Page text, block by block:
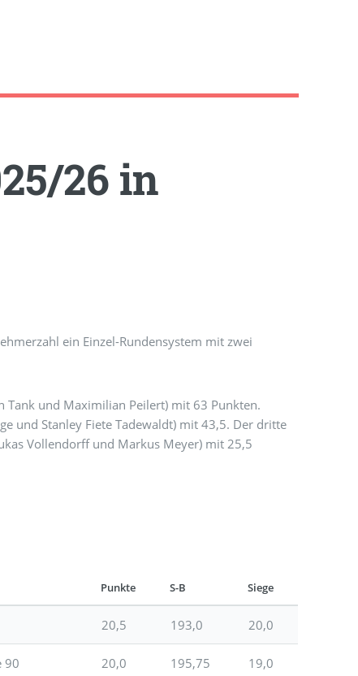
26 in
ein Einzel-Rundensystem mit zwei
Tank und Maximilian Peilert) mit 63 Punkten.
und Stanley Fiete Tadewaldt) mit 43,5. Der dritte
Vollendorff und Markus Meyer) mit 25,5
Punkte S-B Siege
20,5 193,0 20,0
90 20,0 195,75 19,0